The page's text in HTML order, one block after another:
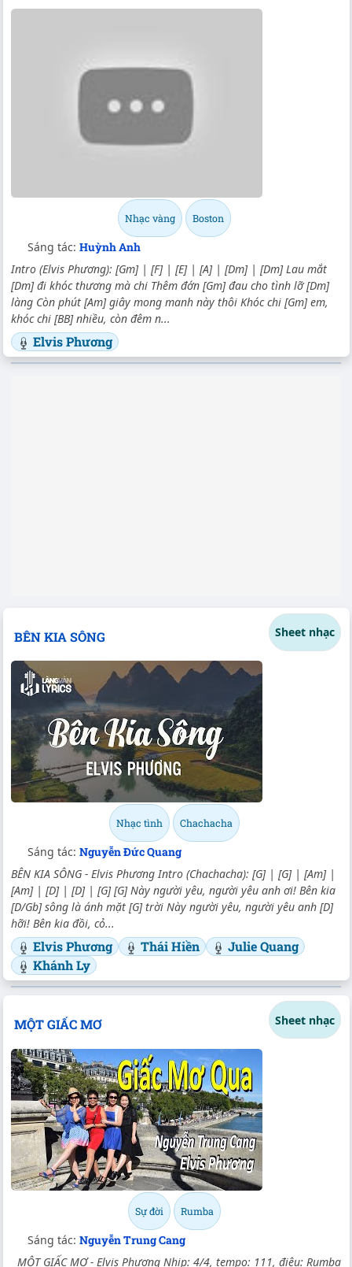
Nhạc vàng Boston
Sáng tác: Huỳnh Anh
Intro (Elvis Phương): [Gm] | [F] | [E] | [A] | [Dm] | [Dm] Lau mắt
[Dm] đi khóc thương mà chi Thêm đớn [Gm] đau cho tình lỡ [Dm]
làng Còn phút [Am] giây mong manh này thôi Khóc chi [Gm] em,
khóc chi [BB] nhiều, còn đêm n...
Elvis Phương
BÊN KIA SÔNG Sheet nhạc
Nhạc tình Chachacha
Sáng tác: Nguyễn Đức Quang
BÊN KIA SÔNG - Elvis Phương Intro (Chachacha): [G] | [G] | [Am] |
[Am] | [D] | [D] | [G] [G] Này người yêu, người yêu anh ơi! Bên kia
[D/Gb] sông là ánh mặt [G] trời Này người yêu, người yêu anh [D]
hỡi! Bên kia đồi, cỏ...
Elvis Phương Thái Hiền
Julie Quang
Khánh Ly
MỘT GIẤC MƠ Sheet nhạc
Sự đời Rumba
Sáng tác: Nguyễn Trung Cang
MỘT GIẤC MƠ - Elvis Phương Nhịp: 4/4, tempo: 111, điệu: Rumba